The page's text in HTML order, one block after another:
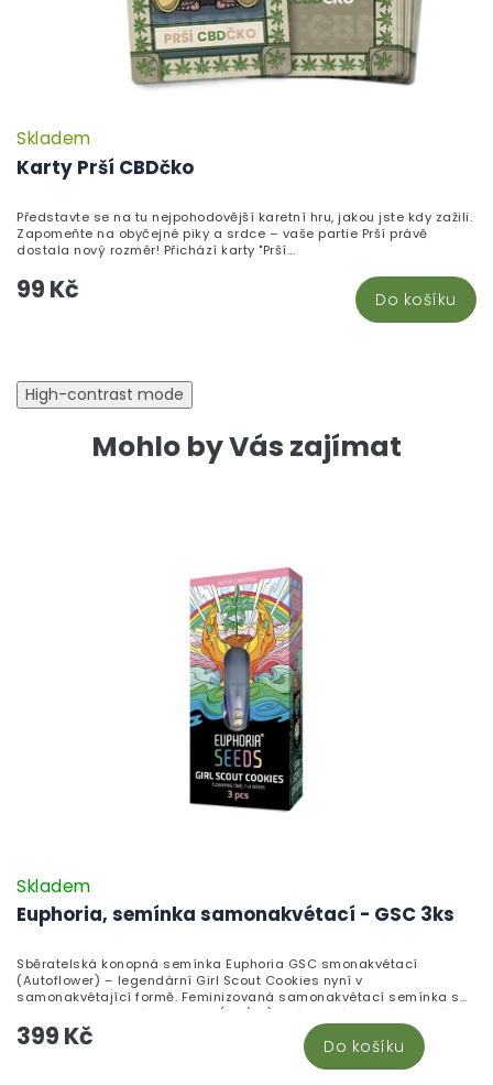
Karty Prší CBDčko
Skladem
99 Kč Do košíku
Představte se na tu nejpohodovější karetní hru, jakou jste kdy zažili.
Zapomeňte na obyčejné piky a srdce – vaše partie Prší právě
dostala nový rozměr! Přichází karty "Prší...
High-contrast mode
Mohlo by Vás zajímat
Euphoria, semínka samonakvétací - GSC 3ks
Skladem
399 Kč Do košíku
Sběratelská konopná semínka Euphoria GSC smonakvétací
(Autoflower) – legendární Girl Scout Cookies nyní v
samonakvétající formě. Feminizovaná samonakvétací semínka s
Indica-dominantní genetikou (80/30). Určena výhradně pro sbírky
a botanické studium. Není určena k pěstování.